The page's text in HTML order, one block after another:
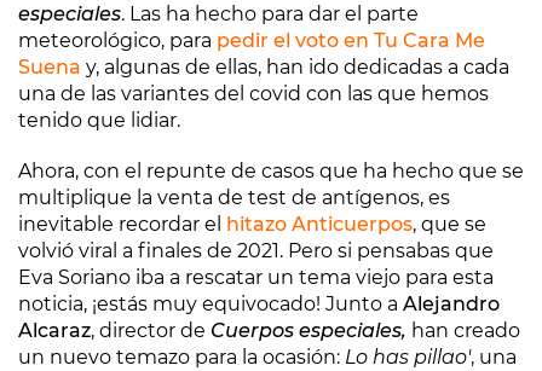
especiales. Las ha hecho para dar el parte
meteorológico, para pedir el voto en Tu Cara Me
Suena y, algunas de ellas, han ido dedicadas a cada
una de las variantes del covid con las que hemos
tenido que lidiar.
Ahora, con el repunte de casos que ha hecho que se
multiplique la venta de test de antígenos, es
inevitable recordar el hitazo Anticuerpos, que se
volvió viral a finales de 2021. Pero si pensabas que
Eva Soriano iba a rescatar un tema viejo para esta
noticia, ¡estás muy equivocado! Junto a Alejandro
Alcaraz, director de Cuerpos especiales, han creado
un nuevo temazo para la ocasión: Lo has pillao', una